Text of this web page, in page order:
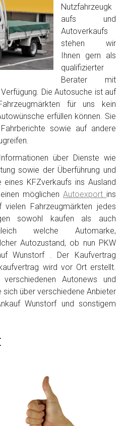
Nutzfahrzeugk
aufs und
Autoverkaufs
stehen wir
Ihnen gern als
qualifizierter
Berater mit
Die Autosuche ist auf
für uns kein
erfüllen können. Sie
sowie auf andere
über Dienste wie
sowie der Überführung und
KFZverkaufs ins Ausland
möglichenAutoexport ins
Fahrzeugmärkten jedes
sowohl kaufen als auch
welche Automarke,
Autozustand, ob nun PKW
Wunstorf . Der Kaufvertrag
wird vor Ort erstellt.
Autonews und
sich über verschiedene Anbieter
Wunstorf und sonstigem